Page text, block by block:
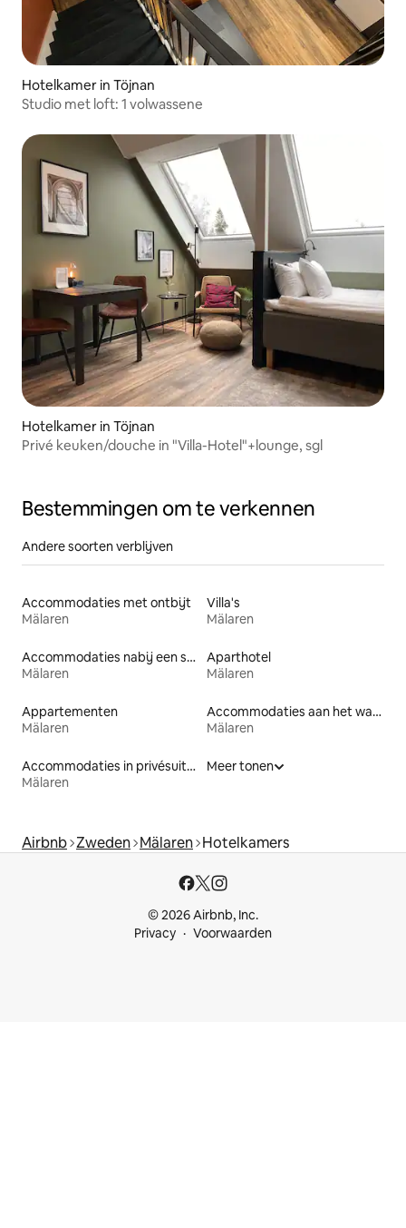
Hotelkamer in Töjnan
Studio met loft: 1 volwassene
Hotelkamer in Töjnan
Privé keuken/douche in "Villa-Hotel"+lounge, sgl
Bestemmingen om te verkennen
Andere soorten verblijven
Accommodaties met ontbijt
Mälaren
Villa's
Mälaren
Accommodaties nabij een strand
Mälaren
Aparthotel
Mälaren
Appartementen
Mälaren
Accommodaties aan het water
Mälaren
Accommodaties in privésuites
Mälaren
Meer tonen
Airbnb Zweden Mälaren Hotelkamers
© 2026 Airbnb, Inc.
Privacy
Voorwaarden